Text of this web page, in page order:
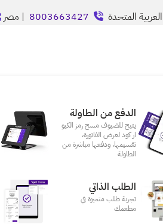
المتحدة 8003663427 | مصر
الدفع من الطاولة
يتيح للضيوف مسح رمز الكيو
ار كود لعرض الفاتورة،
تقسيمها، ودفعها مباشرة من
الطاولة
الطلب الذاتي
تجربة طلب متميزة في
مطعمك‎